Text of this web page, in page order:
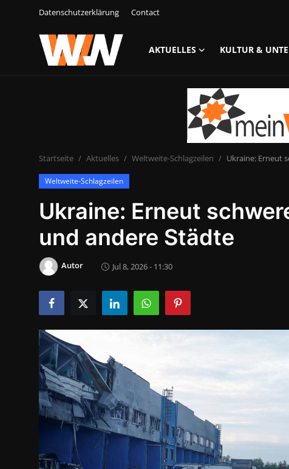
Datenschutzerklärung Contact
AKTUELLES KULTUR &
Lifestyle & Gesellschaft
Sport & Freizeit
Tech & IT-Security
Wirtschaft
Wissenschaft & Gesundheit
Deutsch
Startseite Aktuelles Weltweite-Schlagzeilen Ukraine: Erneut
Weltweite-Schlagzeilen
Ukraine: Erneut
und andere Städte
Autor Jul 8, 2026 - 11:30